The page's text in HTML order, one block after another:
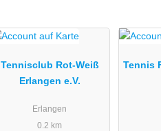
Tennisclub Rot-Weiß
Erlangen e.V.
Erlangen
0.2 km
Tennis